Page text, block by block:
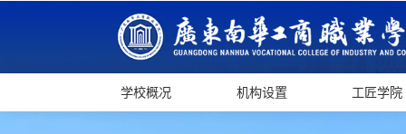
学校概况 机构设置 工匠学院